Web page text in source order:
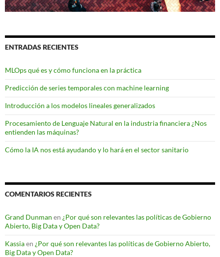
ENTRADAS RECIENTES
MLOps qué es y cómo funciona en la práctica
Predicción de series temporales con machine learning
Introducción a los modelos lineales generalizados
Procesamiento de Lenguaje Natural en la industria financiera ¿Nos
entienden las máquinas?
Cómo la IA nos está ayudando y lo hará en el sector sanitario
COMENTARIOS RECIENTES
Grand Dunman en ¿Por qué son relevantes las políticas de Gobierno
Abierto, Big Data y Open Data?
Kassiaen ¿Por qué son relevantes las políticas de Gobierno Abierto,
Big Data y Open Data?